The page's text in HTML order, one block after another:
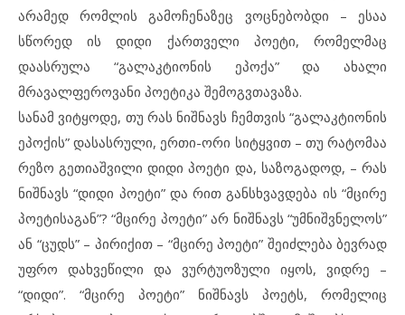
არამედ რომლის გამოჩენაზეც ვოცნებობდი – ესაა
სწორედ ის დიდი ქართველი პოეტი, რომელმაც
დაასრულა “გალაკტიონის ეპოქა” და ახალი
მრავალფეროვანი პოეტიკა შემოგვთავაზა.
სანამ ვიტყოდე, თუ რას ნიშნავს ჩემთვის “გალაკტიონის
ეპოქის” დასასრული, ერთი-ორი სიტყვით – თუ რატომაა
რეზო გეთიაშვილი დიდი პოეტი და, საზოგადოდ, – რას
ნიშნავს “დიდი პოეტი” და რით განსხვავდება ის “მცირე
პოეტისაგან”? “მცირე პოეტი” არ ნიშნავს “უმნიშვნელოს”
ან “ცუდს” – პირიქით – “მცირე პოეტი” შეიძლება ბევრად
უფრო დახვეწილი და ვურტუოზული იყოს, ვიდრე –
“დიდი”. “მცირე პოეტი” ნიშნავს პოეტს, რომელიც